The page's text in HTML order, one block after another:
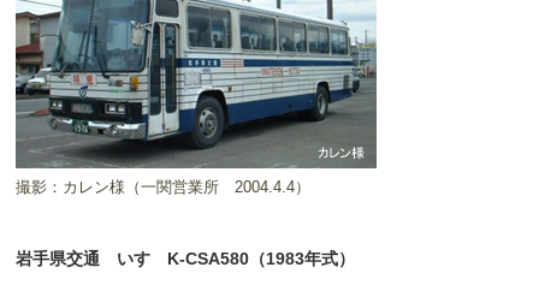
撮影：カレン様（一関営業所 2004.4.4）
岩手県交通 いすゞK-CSA580（1983年式）